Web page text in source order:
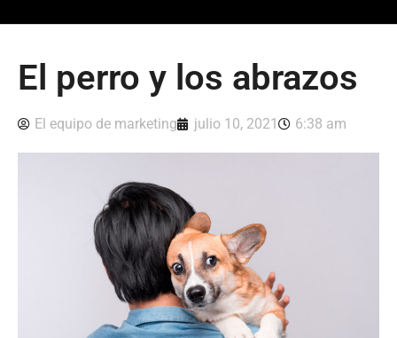
El perro y los abrazos
El equipo de marketing julio 10, 2021 6:38 am